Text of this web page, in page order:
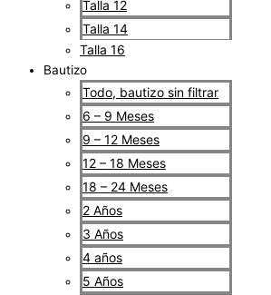
Talla 12
Talla 14
Talla 16
Bautizo
Todo, bautizo sin filtrar
6 – 9 Meses
9 – 12 Meses
12 – 18 Meses
18 – 24 Meses
2 Años
3 Años
4 años
5 Años